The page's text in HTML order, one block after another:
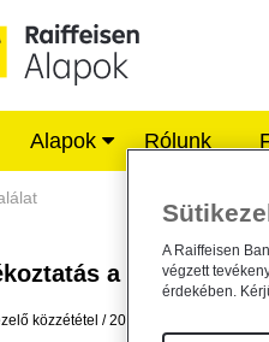
Alapok Rólunk
-
a Raiffeisen
közzététel 2025. október 1.
A Raiffeisen
végzett
érdekében.